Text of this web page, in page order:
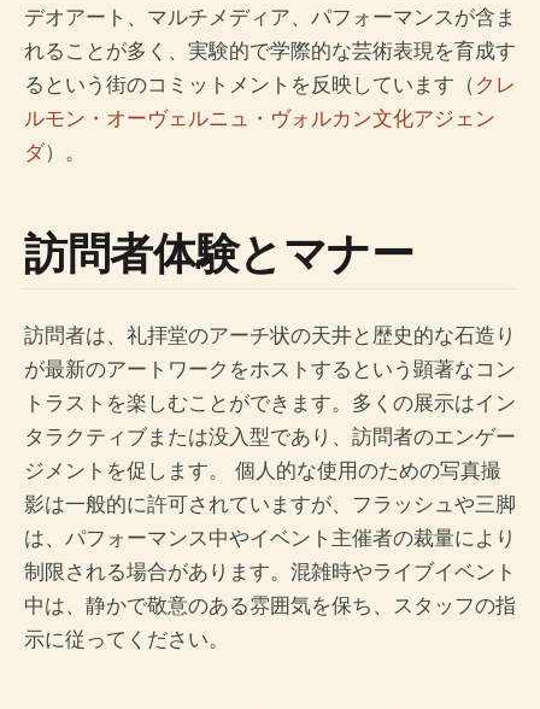
デオアート、マルチメディア、パフォーマンスが含ま
れることが多く、実験的で学際的な芸術表現を育成す
るという街のコミットメントを反映しています（ クレ
ルモン・オーヴェルニュ・ヴォルカン文化アジェン
ダ）。
訪問者体験とマナー
訪問者は、礼拝堂のアーチ状の天井と歴史的な石造り
が最新のアートワークをホストするという顕著なコン
トラストを楽しむことができます。多くの展示はイン
タラクティブまたは没入型であり、訪問者のエンゲー
ジメントを促します。 個人的な使用のための写真撮
影は一般的に許可されていますが、フラッシュや三脚
は、パフォーマンス中やイベント主催者の裁量により
制限される場合があります。混雑時やライブイベント
中は、静かで敬意のある雰囲気を保ち、スタッフの指
示に従ってください。